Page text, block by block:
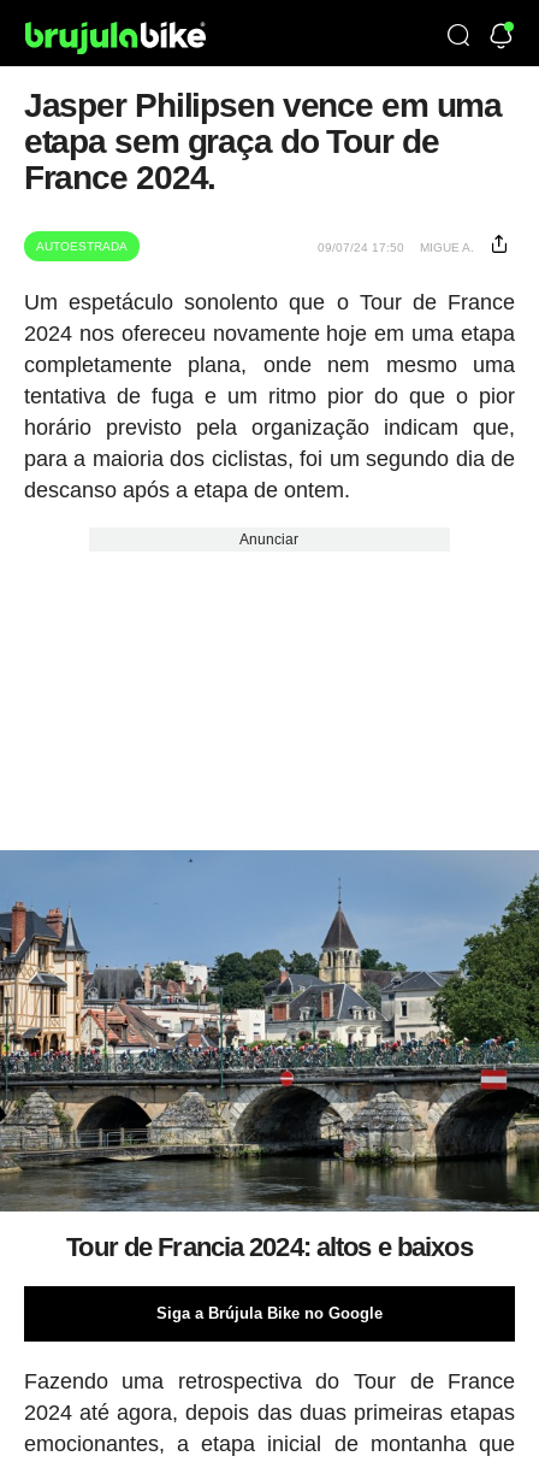
Jasper Philipsen vence em uma
etapa sem graça do Tour de
France 2024.
AUTOESTRADA 09/07/24 17:50 MIGUE A.
Um espetáculo sonolento que o Tour de France
2024 nos ofereceu novamente hoje em uma etapa
completamente plana, onde nem mesmo uma
tentativa de fuga e um ritmo pior do que o pior
horário previsto pela organização indicam que,
para a maioria dos ciclistas, foi um segundo dia de
descanso após a etapa de ontem.
Anunciar
Tour de Francia 2024: altos e baixos
Siga a Brújula Bike no Google
Fazendo uma retrospectiva do Tour de France
2024 até agora, depois das duas primeiras etapas
emocionantes, a etapa inicial de montanha que